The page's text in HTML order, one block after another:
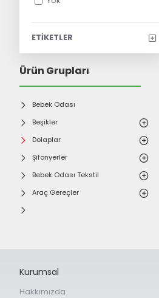
ETIKETLER
Ürün Grupları
Bebek Odası
Beşikler
Dolaplar
Şifonyerler
Bebek Odası Tekstil
Araç Gereçler
Kurumsal
Hakkımızda